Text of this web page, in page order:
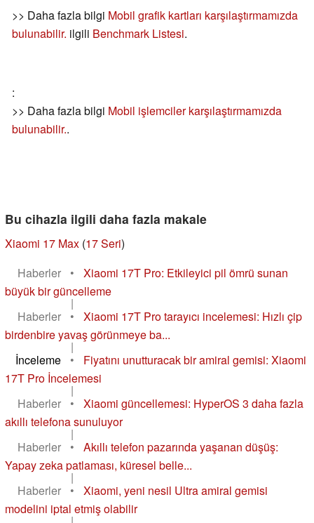
>> Daha fazla bilgi Mobil grafik kartları karşılaştırmamızda
bulunabilir. ilgili Benchmark Listesi.
:
>> Daha fazla bilgi Mobil işlemciler karşılaştırmamızda
bulunabilir..
Bu cihazla ilgili daha fazla makale
Xiaomi 17 Max (17 Seri)
Haberler
•
Xiaomi 17T Pro: Etkileyici pil ömrü sunan
büyük bir güncelleme
|
Haberler
•
Xiaomi 17T Pro tarayıcı incelemesi: Hızlı çip
birdenbire yavaş görünmeye ba...
|
İnceleme
•
Fiyatını unutturacak bir amiral gemisi: Xiaomi
17T Pro İncelemesi
|
Haberler
•
Xiaomi güncellemesi: HyperOS 3 daha fazla
akıllı telefona sunuluyor
|
Haberler
•
Akıllı telefon pazarında yaşanan düşüş:
Yapay zeka patlaması, küresel belle...
|
Haberler
•
Xiaomi, yeni nesil Ultra amiral gemisi
modelini iptal etmiş olabilir